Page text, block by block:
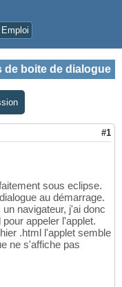
Emploi
de boite de dialogue
#1
sous eclipse.
au démarrage.
navigateur, j'ai donc
appeler l'applet.
.html l'applet semble
ne s'affiche pas